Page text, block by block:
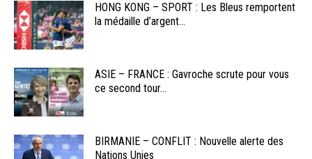
HONG KONG – SPORT : Les Bleus remportent
la médaille d’argent...
ASIE – FRANCE : Gavroche scrute pour vous
ce second tour...
BIRMANIE – CONFLIT : Nouvelle alerte des
Nations Unies